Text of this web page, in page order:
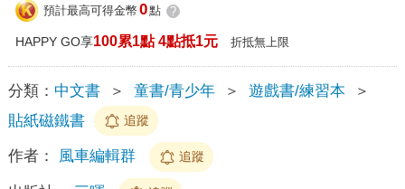
預計最高可得金幣 0點 ?
HAPPY GO享100累1點 4點抵1元 折抵無上限
分類： 中文書 ＞ 童書/青少年 ＞ 遊戲書/練習本
＞
貼紙磁鐵書
追蹤
作者： 風車編輯群 追蹤